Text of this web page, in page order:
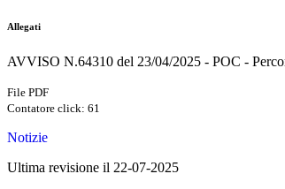
Allegati
AVVISO N.64310 del 23/04/2025 - POC -
File PDF
Contatore click: 61
Notizie
Ultima revisione il 22-07-2025